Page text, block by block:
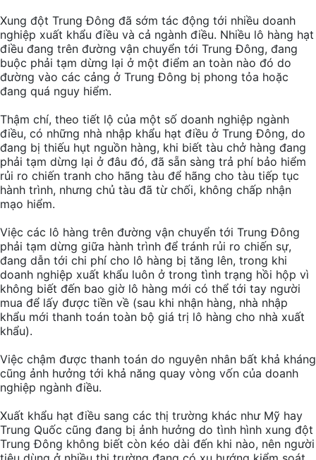
Xung đột Trung Đông đã sớm tác động tới nhiều doanh
nghiệp xuất khẩu điều và cả ngành điều. Nhiều lô hàng hạt
điều đang trên đường vận chuyển tới Trung Đông, đang
buộc phải tạm dừng lại ở một điểm an toàn nào đó do
đường vào các cảng ở Trung Đông bị phong tỏa hoặc
đang quá nguy hiểm.
Thậm chí, theo tiết lộ của một số doanh nghiệp ngành
điều, có những nhà nhập khẩu hạt điều ở Trung Đông, do
đang bị thiếu hụt nguồn hàng, khi biết tàu chở hàng đang
phải tạm dừng lại ở đâu đó, đã sẵn sàng trả phí bảo hiểm
rủi ro chiến tranh cho hãng tàu để hãng cho tàu tiếp tục
hành trình, nhưng chủ tàu đã từ chối, không chấp nhận
mạo hiểm.
Việc các lô hàng trên đường vận chuyển tới Trung Đông
phải tạm dừng giữa hành trình để tránh rủi ro chiến sự,
đang dẫn tới chi phí cho lô hàng bị tăng lên, trong khi
doanh nghiệp xuất khẩu luôn ở trong tình trạng hồi hộp vì
không biết đến bao giờ lô hàng mới có thể tới tay người
mua để lấy được tiền về (sau khi nhận hàng, nhà nhập
khẩu mới thanh toán toàn bộ giá trị lô hàng cho nhà xuất
khẩu).
Việc chậm được thanh toán do nguyên nhân bất khả kháng
cũng ảnh hưởng tới khả năng quay vòng vốn của doanh
nghiệp ngành điều.
Xuất khẩu hạt điều sang các thị trường khác như Mỹ hay
Trung Quốc cũng đang bị ảnh hưởng do tình hình xung đột
Trung Đông không biết còn kéo dài đến khi nào, nên người